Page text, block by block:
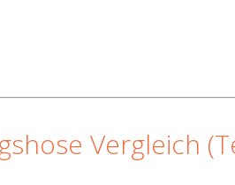
Vergleich